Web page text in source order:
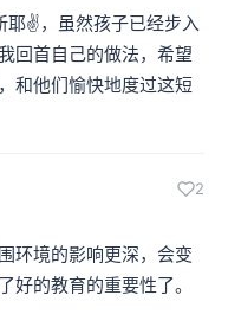
耶✌，虽然孩子已经步入
回首自己的做法，希望
和他们愉快地度过这短
2
环境的影响更深，会变
好的教育的重要性了。